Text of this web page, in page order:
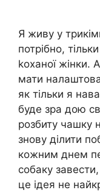
Я живу у
потрібно,
kоханої жінки.
мати
як тільки я
буде зра дою
розбиту чашку
знову ділити
кожним днем
собаку
це ідея не